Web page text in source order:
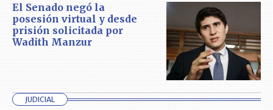
El Senado negó la
posesión virtual y desde
prisión solicitada por
Wadith Manzur
JUDICIAL